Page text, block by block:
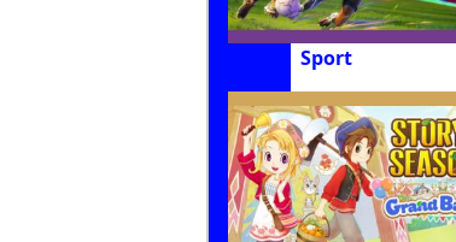
Sport